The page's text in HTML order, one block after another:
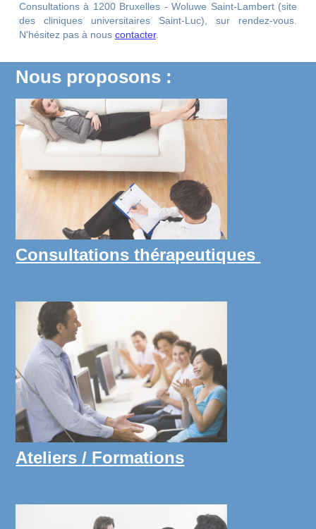
Consultations à 1200 Bruxelles - Woluwe Saint-Lambert (site
des cliniques universitaires Saint-Luc), sur rendez-vous.
N'hésitez pas à nous contacter.
Nous proposons :
Consultations thérapeutiques
Ateliers / Formations